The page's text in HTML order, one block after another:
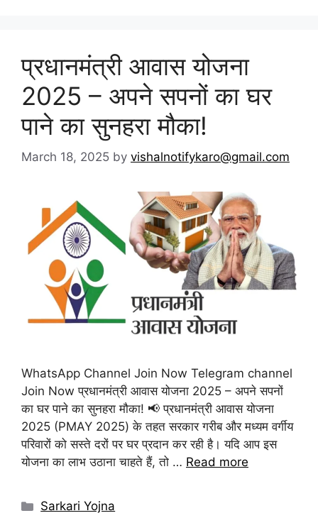
प्रधानमंत्री आवास योजना
2025 – अपने सपनों का घर
पाने का सुनहरा मौका!
March 18, 2025 by vishalnotifykaro@gmail.com
WhatsApp Channel Join Now Telegram channel
Join Now प्रधानमंत्री आवास योजना 2025 – अपने सपनों
का घर पाने का सुनहरा मौका! 📢 प्रधानमंत्री आवास योजना
2025 (PMAY 2025) के तहत सरकार गरीब और मध्यम वर्गीय
परिवारों को सस्ते दरों पर घर प्रदान कर रही है। यदि आप इस
योजना का लाभ उठाना चाहते हैं, तो … Read more
Categories
Sarkari Yojna